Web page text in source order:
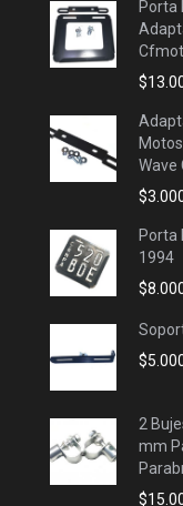
Porta
$
Wave
$
Porta
1994
$
$
2
mm
$